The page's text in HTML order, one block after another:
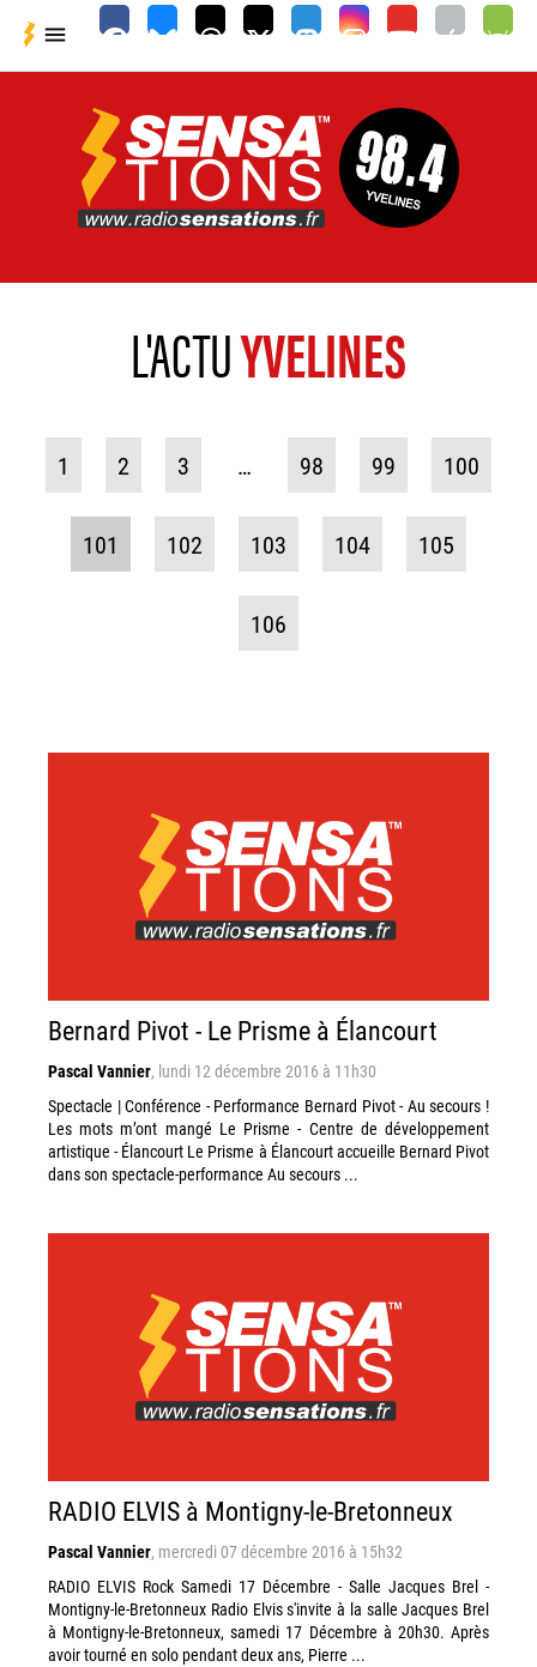

L'ACTUYVELINES
1 2 3 … 98 99 100
101 102 103 104 105
106
Bernard Pivot - Le Prisme à Élancourt
Pascal Vannier, lundi 12 décembre 2016 à 11h30
Spectacle | Conférence - Performance Bernard Pivot - Au secours !
Les mots m’ont mangé Le Prisme - Centre de développement
artistique - Élancourt Le Prisme à Élancourt accueille Bernard Pivot
dans son spectacle-performance Au secours ...
RADIO ELVIS à Montigny-le-Bretonneux
Pascal Vannier, mercredi 07 décembre 2016 à 15h32
RADIO ELVIS Rock Samedi 17 Décembre - Salle Jacques Brel -
Montigny-le-Bretonneux Radio Elvis s'invite à la salle Jacques Brel
à Montigny-le-Bretonneux, samedi 17 Décembre à 20h30. Après
avoir tourné en solo pendant deux ans, Pierre ...